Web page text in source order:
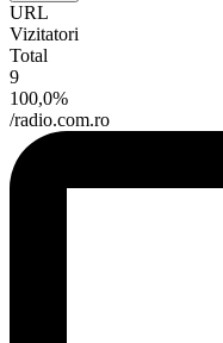
URL
Vizitatori
Total
9
100,0%
/radio.com.ro